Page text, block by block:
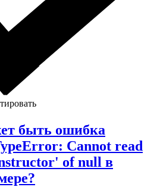
быть ошибка
Cannot read
of null в